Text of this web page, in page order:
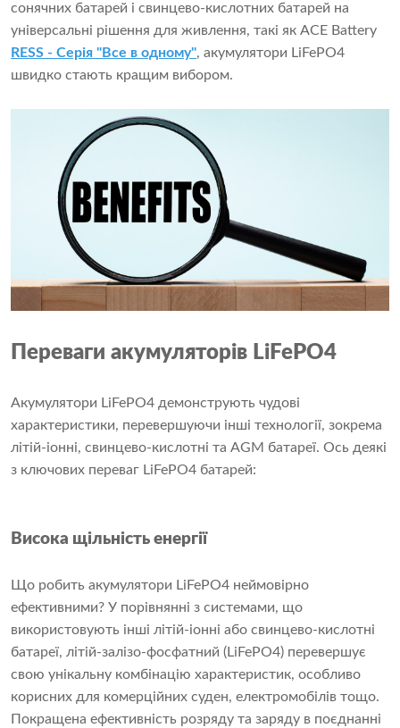
сонячних батарей і свинцево-кислотних батарей на
універсальні рішення для живлення, такі як ACE Battery
RESS - Серія "Все в одному", акумулятори LiFePO4
швидко стають кращим вибором.
Переваги акумуляторів LiFePO4
Акумулятори LiFePO4 демонструють чудові
характеристики, перевершуючи інші технології, зокрема
літій-іонні, свинцево-кислотні та AGM батареї. Ось деякі
з ключових переваг LiFePO4 батарей:
Висока щільність енергії
Що робить акумулятори LiFePO4 неймовірно
ефективними? У порівнянні з системами, що
використовують інші літій-іонні або свинцево-кислотні
батареї, літій-залізо-фосфатний (LiFePO4) перевершує
свою унікальну комбінацію характеристик, особливо
корисних для комерційних суден, електромобілів тощо.
Покращена ефективність розряду та заряду в поєднанні